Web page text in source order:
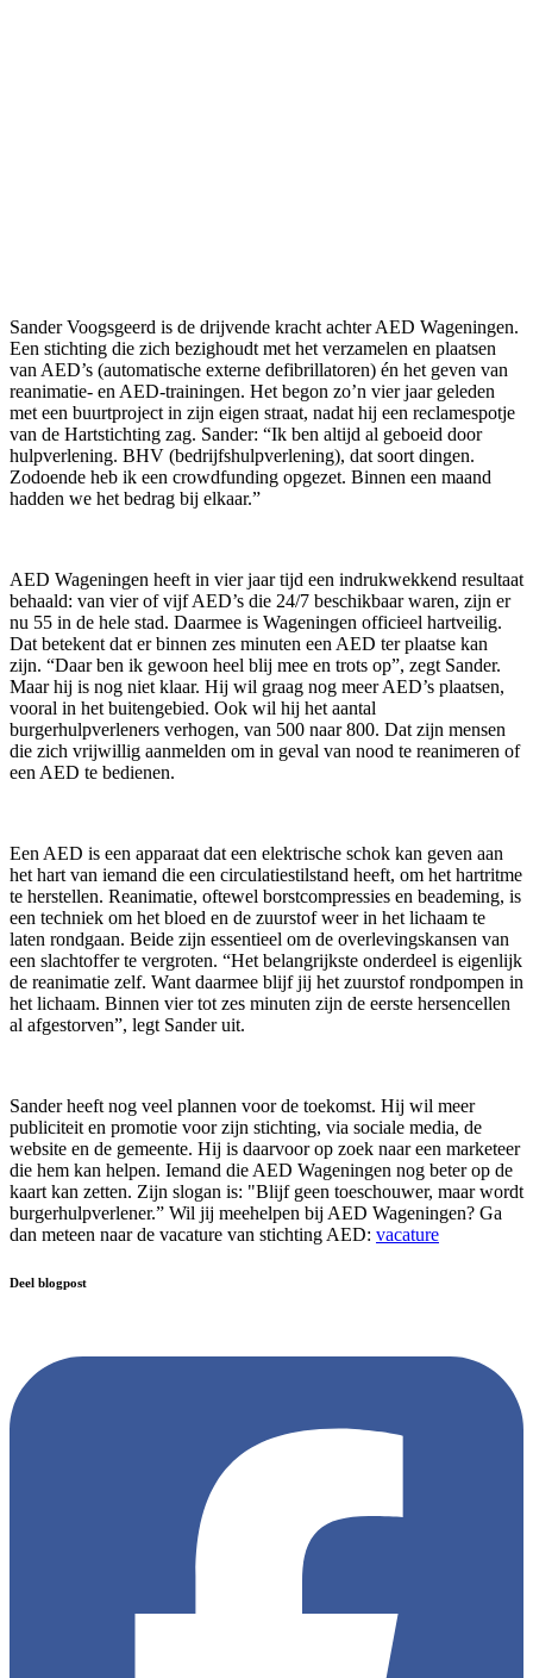
Sander Voogsgeerd is de drijvende kracht achter AED Wageningen.
Een stichting die zich bezighoudt met het verzamelen en plaatsen
van AED’s (automatische externe defibrillatoren) én het geven van
reanimatie- en AED-trainingen. Het begon zo’n vier jaar geleden
met een buurtproject in zijn eigen straat, nadat hij een reclamespotje
van de Hartstichting zag. Sander: “Ik ben altijd al geboeid door
hulpverlening. BHV (bedrijfshulpverlening), dat soort dingen.
Zodoende heb ik een crowdfunding opgezet. Binnen een maand
hadden we het bedrag bij elkaar.”
AED Wageningen heeft in vier jaar tijd een indrukwekkend resultaat
behaald: van vier of vijf AED’s die 24/7 beschikbaar waren, zijn er
nu 55 in de hele stad. Daarmee is Wageningen officieel hartveilig.
Dat betekent dat er binnen zes minuten een AED ter plaatse kan
zijn. “Daar ben ik gewoon heel blij mee en trots op”, zegt Sander.
Maar hij is nog niet klaar. Hij wil graag nog meer AED’s plaatsen,
vooral in het buitengebied. Ook wil hij het aantal
burgerhulpverleners verhogen, van 500 naar 800. Dat zijn mensen
die zich vrijwillig aanmelden om in geval van nood te reanimeren of
een AED te bedienen.
Een AED is een apparaat dat een elektrische schok kan geven aan
het hart van iemand die een circulatiestilstand heeft, om het hartritme
te herstellen. Reanimatie, oftewel borstcompressies en beademing, is
een techniek om het bloed en de zuurstof weer in het lichaam te
laten rondgaan. Beide zijn essentieel om de overlevingskansen van
een slachtoffer te vergroten. “Het belangrijkste onderdeel is eigenlijk
de reanimatie zelf. Want daarmee blijf jij het zuurstof rondpompen in
het lichaam. Binnen vier tot zes minuten zijn de eerste hersencellen
al afgestorven”, legt Sander uit.
Sander heeft nog veel plannen voor de toekomst. Hij wil meer
publiciteit en promotie voor zijn stichting, via sociale media, de
website en de gemeente. Hij is daarvoor op zoek naar een marketeer
die hem kan helpen. Iemand die AED Wageningen nog beter op de
kaart kan zetten. Zijn slogan is: "Blijf geen toeschouwer, maar wordt
burgerhulpverlener.” Wil jij meehelpen bij AED Wageningen? Ga
dan meteen naar de vacature van stichting AED: vacature
Deel blogpost